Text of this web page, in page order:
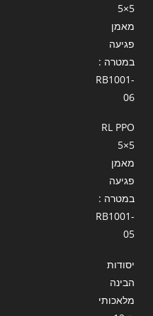
5×5
מאמן
פגיעה
במטרה :
RB1001-
06
RL PPO
5×5
מאמן
פגיעה
במטרה :
RB1001-
05
יסודות
הבינה
מלאכותי